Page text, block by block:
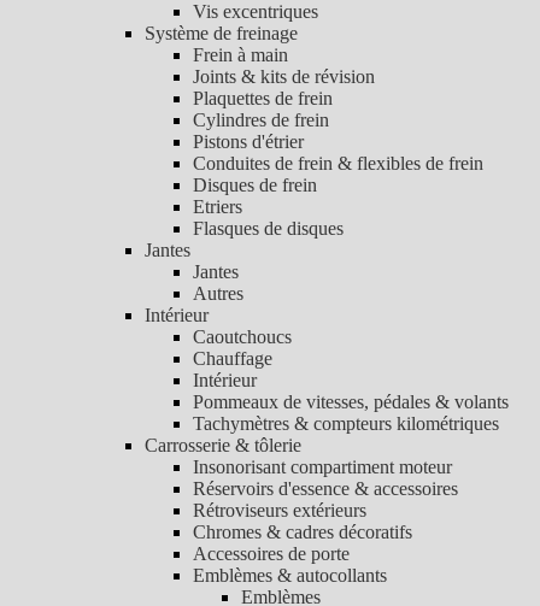
Vis excentriques
Système de freinage
Frein à main
Joints & kits de révision
Plaquettes de frein
Cylindres de frein
Pistons d'étrier
Conduites de frein & flexibles de frein
Disques de frein
Etriers
Flasques de disques
Jantes
Jantes
Autres
Intérieur
Caoutchoucs
Chauffage
Intérieur
Pommeaux de vitesses, pédales & volants
Tachymètres & compteurs kilométriques
Carrosserie & tôlerie
Insonorisant compartiment moteur
Réservoirs d'essence & accessoires
Rétroviseurs extérieurs
Chromes & cadres décoratifs
Accessoires de porte
Emblèmes & autocollants
Emblèmes